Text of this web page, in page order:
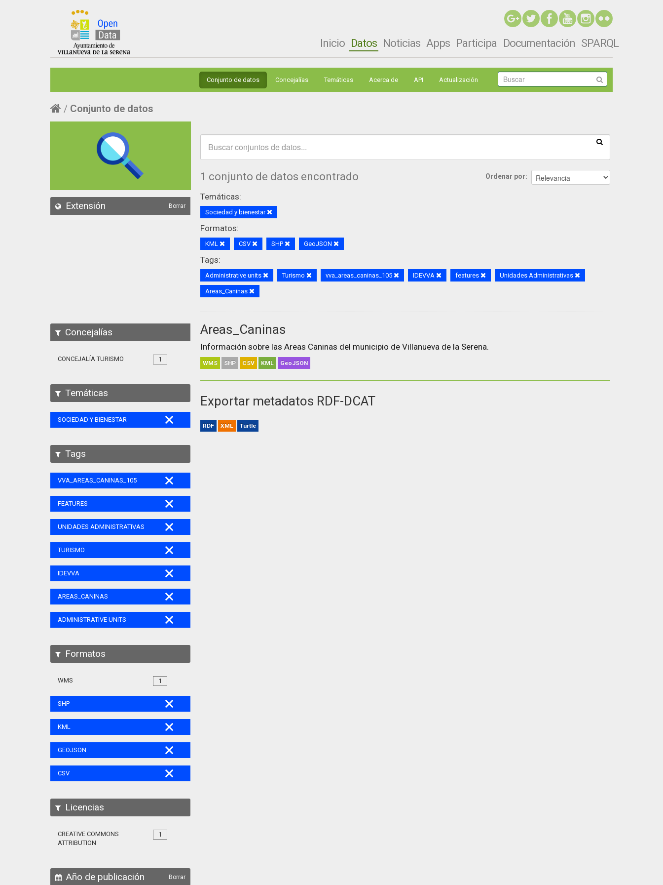
Inicio Datos Noticias Apps Participa Documentación SPARQL
Conjunto de datos Concejalías Temáticas Acerca de API Actualización
Conjunto de datos
Extensión Borrar
Concejalías
1
CONCEJALÍA TURISMO
Temáticas
SOCIEDAD Y BIENESTAR
Tags
VVA_AREAS_CANINAS_105
FEATURES
UNIDADES ADMINISTRATIVAS
TURISMO
IDEVVA
AREAS_CANINAS
ADMINISTRATIVE UNITS
Formatos
1
WMS
SHP
KML
GEOJSON
CSV
Licencias
1
CREATIVE COMMONS
ATTRIBUTION
Año de publicación Borrar
Ordenar por
1 conjunto de datos encontrado
Temáticas:
Sociedad y bienestar
Formatos:
KML CSV SHP GeoJSON
Tags:
Administrative units Turismo vva_areas_caninas_105 IDEVVA features Unidades Administrativas
Areas_Caninas
Areas_Caninas
Información sobre las Areas Caninas del municipio de Villanueva de la Serena.
WMS SHP CSV KML GeoJSON
Exportar metadatos RDF-DCAT
RDF XML Turtle